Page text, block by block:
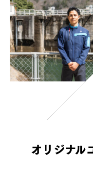
オリジナル